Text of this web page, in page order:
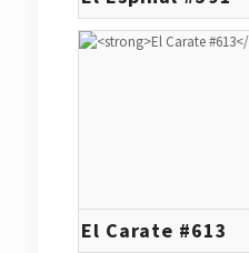
El Carate #613